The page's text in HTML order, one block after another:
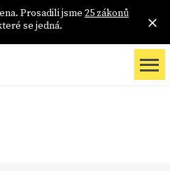
Prosadili jsme 25 zákonů
se jedná.